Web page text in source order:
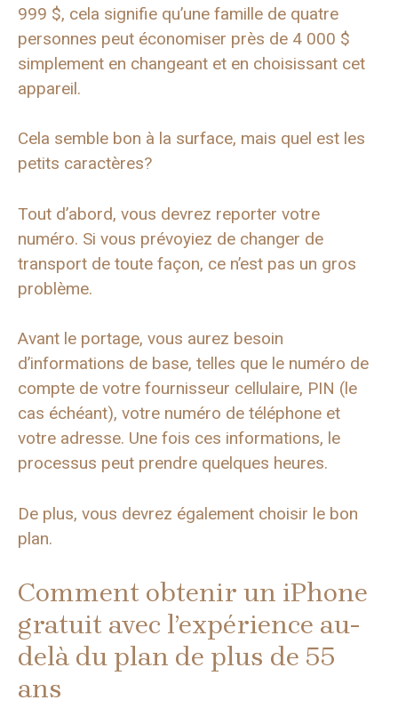
999 $, cela signifie qu’une famille de quatre
personnes peut économiser près de 4 000 $
simplement en changeant et en choisissant cet
appareil.
Cela semble bon à la surface, mais quel est les
petits caractères?
Tout d’abord, vous devrez reporter votre
numéro. Si vous prévoyiez de changer de
transport de toute façon, ce n’est pas un gros
problème.
Avant le portage, vous aurez besoin
d’informations de base, telles que le numéro de
compte de votre fournisseur cellulaire, PIN (le
cas échéant), votre numéro de téléphone et
votre adresse. Une fois ces informations, le
processus peut prendre quelques heures.
De plus, vous devrez également choisir le bon
plan.
Comment obtenir un iPhone
gratuit avec l’expérience au-
delà du plan de plus de 55
ans